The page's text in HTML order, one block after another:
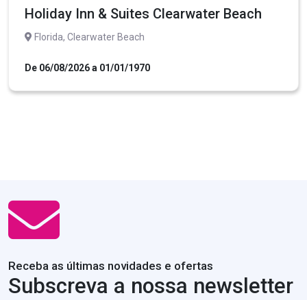
Holiday Inn & Suites Clearwater Beach
Florida, Clearwater Beach
De 06/08/2026 a 01/01/1970
Receba as últimas novidades e ofertas
Subscreva a nossa newsletter